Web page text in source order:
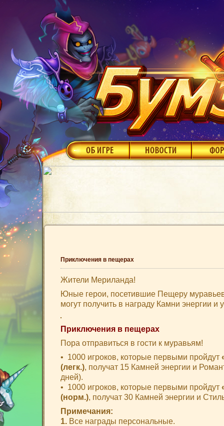
Приключения в пещерах
Жители Мериланда!
Юные герои, посетившие Пещеру
могут получить в награду Камни энергии и
Приключения в пещерах
Пора отправиться в гости к муравьям!
• 1000 игроков, которые первыми пройдут
(легк.), получат 15 Камней энергии и
дней).
• 1000 игроков, которые первыми пройдут
(норм.), получат 30 Камней энергии и
Примечания:
1. Все награды персональные.